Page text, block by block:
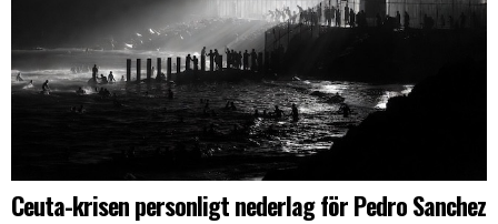
Ceuta-krisen personligt nederlag för Pedro Sanchez